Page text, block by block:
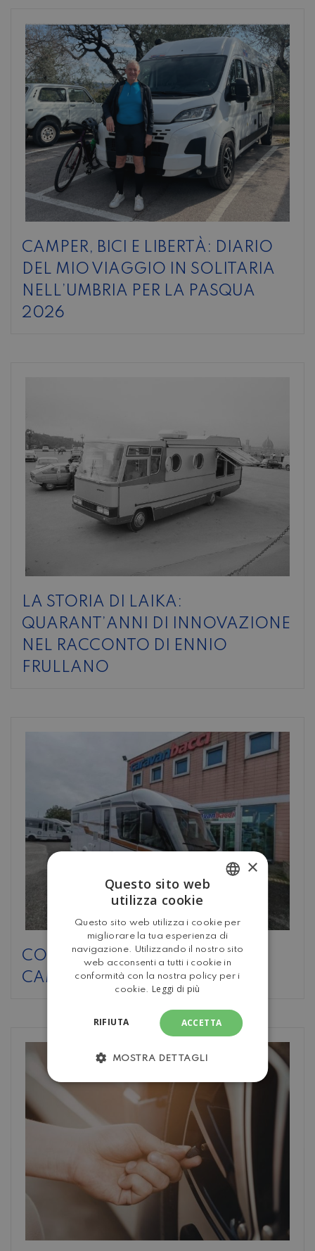
CAMPER, BICI E LIBERTÀ: DIARIO
DEL MIO VIAGGIO IN SOLITARIA
NELL’UMBRIA PER LA PASQUA
2026
LA STORIA DI LAIKA:
QUARANT’ANNI DI INNOVAZIONE
NEL RACCONTO DI ENNIO
FRULLANO
CONVIENE COMPRARE UN
CAMPER USATO OGGI?
ENGLISH
×
Questo sito web
utilizza cookie
Questo sito web utilizza i cookie per
migliorare la tua esperienza di
navigazione. Utilizzando il nostro sito
web acconsenti a tutti i cookie in
conformità con la nostra policy per i
cookie.
Leggi di più
ACCETTA
RIFIUTA
MOSTRA DETTAGLI